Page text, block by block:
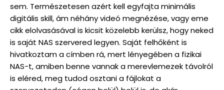
sem. Természetesen azért kell egyfajta minimális
digitális skill, ám néhány videó megnézése, vagy eme
cikk elolvasásával is kicsit közelebb kerülsz, hogy neked
is saját NAS szervered legyen. Saját felhőként is
hivatkoztam a címben rá, mert lényegében a fizikai
NAS-t, amiben benne vannak a merevlemezek távolról
is eléred, meg tudod osztani a fájlokat a